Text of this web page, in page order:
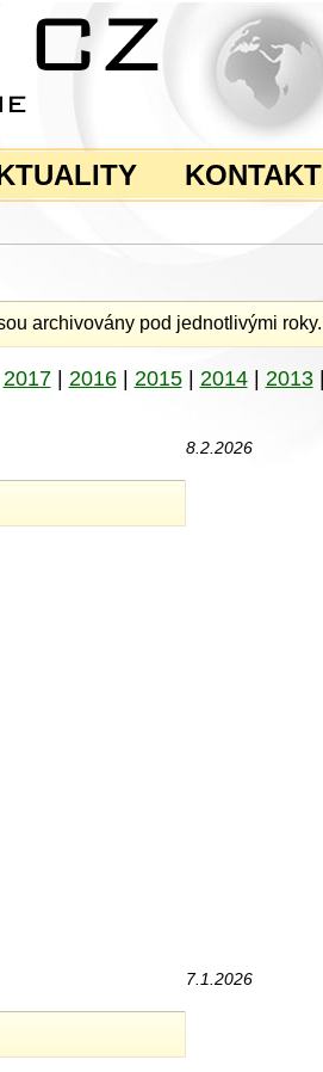
KONTAKT
archivovány pod jednotlivými roky.
2017| 2016| 2015| 2014| 2013|
8.2.2026
7.1.2026